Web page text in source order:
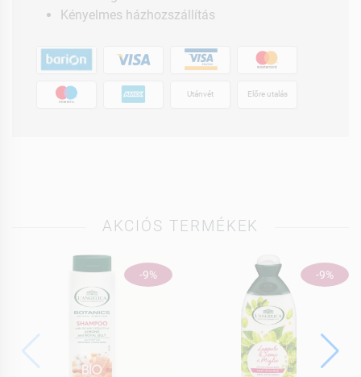
Kényelmes házhozszállítás
Utánvét Előre utalás
AKCIÓS TERMÉKEK
-9% -9%